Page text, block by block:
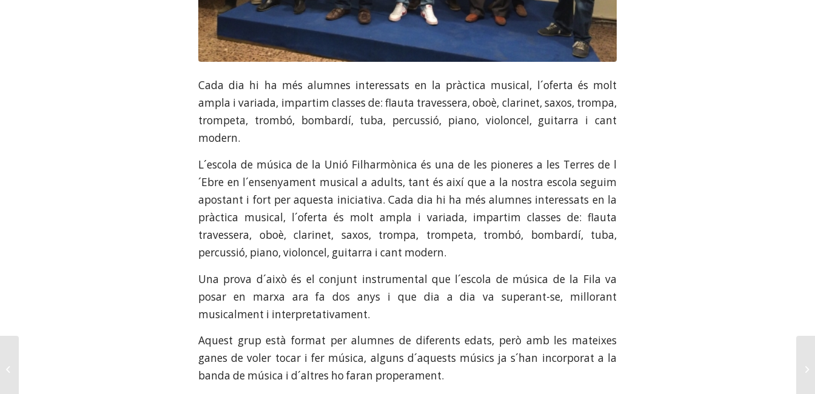
Cada dia hi ha més alumnes interessats en la pràctica musical, l´oferta és molt
ampla i variada, impartim classes de: flauta travessera, oboè, clarinet, saxos, trompa,
trompeta, trombó, bombardí, tuba, percussió, piano, violoncel, guitarra i cant
modern.
L´escola de música de la Unió Filharmònica és una de les pioneres a les Terres de l
´Ebre en l´ensenyament musical a adults, tant és així que a la nostra escola seguim
apostant i fort per aquesta iniciativa. Cada dia hi ha més alumnes interessats en la
pràctica musical, l´oferta és molt ampla i variada, impartim classes de: flauta
travessera, oboè, clarinet, saxos, trompa, trompeta, trombó, bombardí, tuba,
percussió, piano, violoncel, guitarra i cant modern.
Una prova d´això és el conjunt instrumental que l´escola de música de la Fila va
posar en marxa ara fa dos anys i que dia a dia va superant-se, millorant
musicalment i interpretativament.
Aquest grup està format per alumnes de diferents edats, però amb les mateixes
ganes de voler tocar i fer música, alguns d´aquests músics ja s´han incorporat a la
banda de música i d´altres ho faran properament.